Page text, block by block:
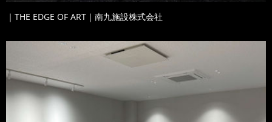
｜THE EDGE OF ART｜南九施設株式会社